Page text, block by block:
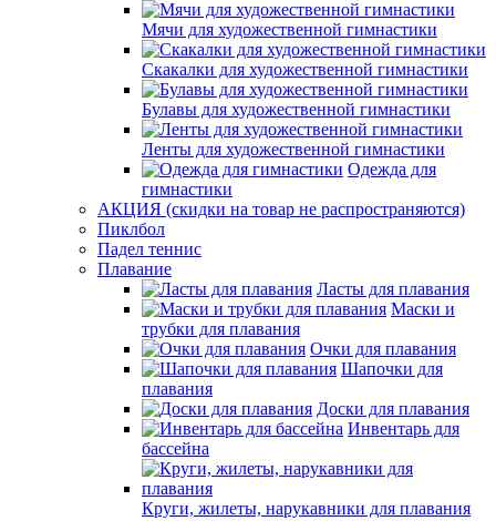
Мячи для художественной гимнастики
Скакалки для художественной гимнастики
Булавы для художественной гимнастики
Ленты для художественной гимнастики
Одежда для
гимнастики
АКЦИЯ (скидки на товар не распространяются)
Пиклбол
Падел теннис
Плавание
Ласты для плавания
Маски и
трубки для плавания
Очки для плавания
Шапочки для
плавания
Доски для плавания
Инвентарь для
бассейна
Круги, жилеты, нарукавники для плавания